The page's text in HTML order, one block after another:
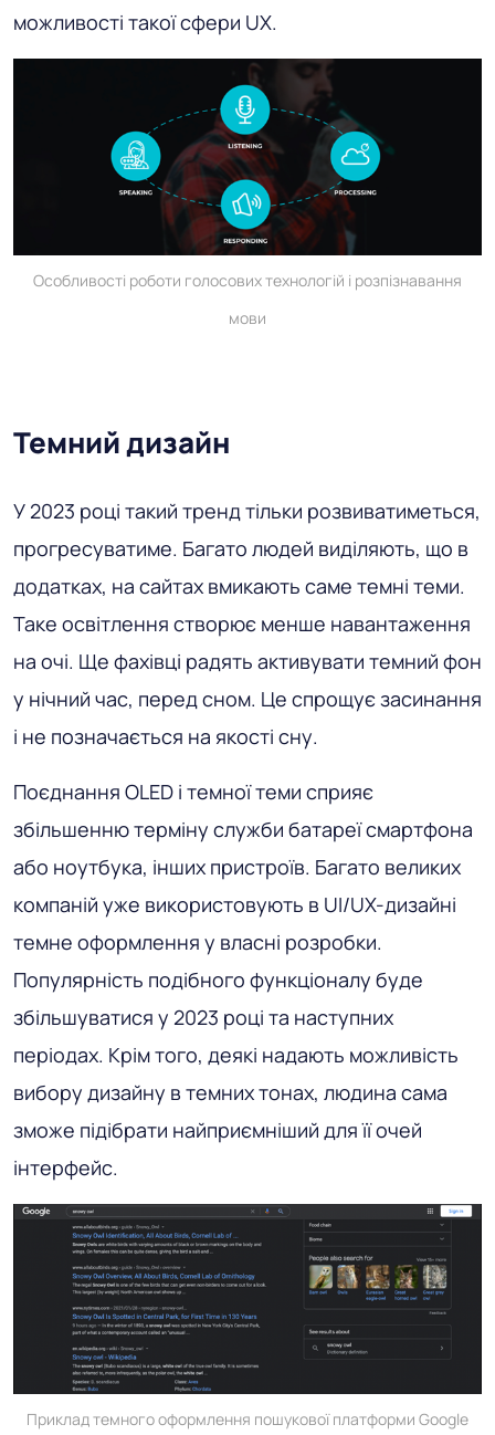
можливості такої сфери UX.
Особливості роботи голосових технологій і розпізнавання
мови
Темний дизайн
У 2023 році такий тренд тільки розвиватиметься,
прогресуватиме. Багато людей виділяють, що в
додатках, на сайтах вмикають саме темні теми.
Таке освітлення створює менше навантаження
на очі. Ще фахівці радять активувати темний фон
у нічний час, перед сном. Це спрощує засинання
і не позначається на якості сну.
Поєднання OLED і темної теми сприяє
збільшенню терміну служби батареї смартфона
або ноутбука, інших пристроїв. Багато великих
компаній уже використовують в UI/UX-дизайні
темне оформлення у власні розробки.
Популярність подібного функціоналу буде
збільшуватися у 2023 році та наступних
періодах. Крім того, деякі надають можливість
вибору дизайну в темних тонах, людина сама
зможе підібрати найприємніший для її очей
інтерфейс.
Приклад темного оформлення пошукової платформи Google